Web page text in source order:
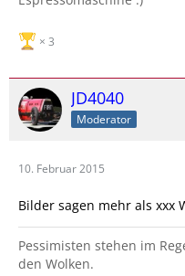
3
JD4040
Moderator
10. Februar 2015
Bilder sagen mehr als xxx
Pessimisten stehen im
den Wolken.